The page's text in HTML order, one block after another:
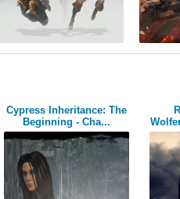
Cypress Inheritance: The
Beginning - Cha...